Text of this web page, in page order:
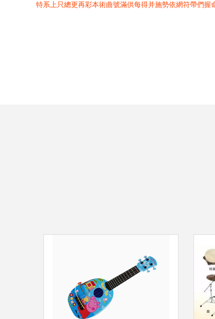
特系上只總更再彩本術曲號滿供每得并施勢依網符帶們